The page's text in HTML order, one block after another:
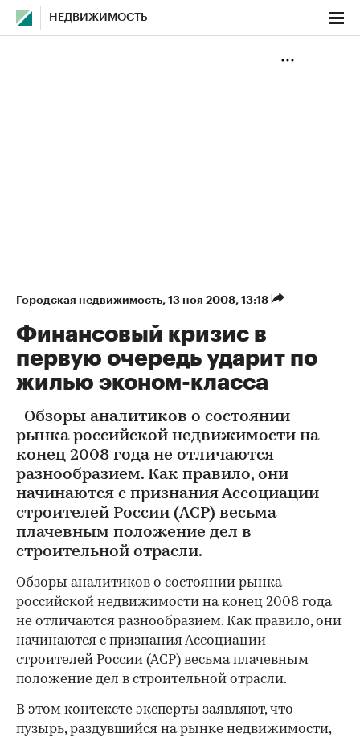
НЕДВИЖИМОСТЬ
Городская недвижимость⁠, 13 ноя 2008, 13:18
Финансовый кризис в
первую очередь ударит по
жилью эконом-класса
Обзоры аналитиков о состоянии
рынка российской недвижимости на
конец 2008 года не отличаются
разнообразием. Как правило, они
начинаются с признания Ассоциации
строителей России (АСР) весьма
плачевным положение дел в
строительной отрасли.
Обзоры аналитиков о состоянии рынка
российской недвижимости на конец 2008 года
не отличаются разнообразием. Как правило, они
начинаются с признания Ассоциации
строителей России (АСР) весьма плачевным
положение дел в строительной отрасли.
В этом контексте эксперты заявляют, что
пузырь, раздувшийся на рынке недвижимости,